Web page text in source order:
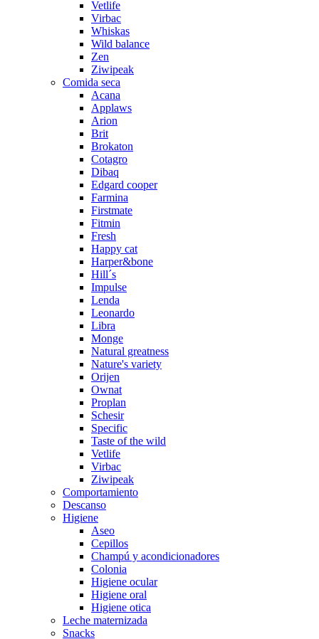
Vetlife
Virbac
Whiskas
Wild balance
Zen
Ziwipeak
Comida seca
Acana
Applaws
Arion
Brit
Brokaton
Cotagro
Dibaq
Edgard cooper
Farmina
Firstmate
Fitmin
Fresh
Happy cat
Harper&bone
Hill´s
Impulse
Lenda
Leonardo
Libra
Monge
Natural greatness
Nature's variety
Orijen
Ownat
Proplan
Schesir
Specific
Taste of the wild
Vetlife
Virbac
Ziwipeak
Comportamiento
Descanso
Higiene
Aseo
Cepillos
Champú y acondicionadores
Colonia
Higiene ocular
Higiene oral
Higiene otica
Leche maternizada
Snacks